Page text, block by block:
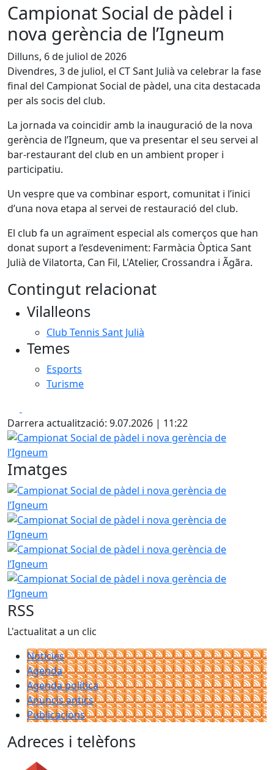
Campionat Social de pàdel i
nova gerència de l’Igneum
Dilluns, 6 de juliol de 2026
Divendres, 3 de juliol, el CT Sant Julià va celebrar la fase
final del Campionat Social de pàdel, una cita destacada
per als socis del club.
La jornada va coincidir amb la inauguració de la nova
gerència de l’Igneum, que va presentar el seu servei al
bar-restaurant del club en un ambient proper i
participatiu.
Un vespre que va combinar esport, comunitat i l’inici
d’una nova etapa al servei de restauració del club.
El club fa un agraïment especial als comerços que han
donat suport a l’esdeveniment: Farmàcia Òptica Sant
Julià de Vilatorta, Can Fil, L'Atelier, Crossandra i Ãgãra.
Contingut relacionat
Vilalleons
Club Tennis Sant Julià
Temes
Esports
Turisme
Darrera actualització: 9.07.2026 | 11:22
Campionat Social de pàdel i nova gerència de l’Igneum
Imatges
Campionat Social de pàdel i nova gerència de l’Igneum
Campionat Social de pàdel i nova gerència de l’Igneum
Campionat Social de pàdel i nova gerència de l’Igneum
Campionat Social de pàdel i nova gerència de l’Igneum
RSS
L'actualitat a un clic
Notícies
Agenda
Agenda política
Anuncis antics
Publicacions
Adreces i telèfons